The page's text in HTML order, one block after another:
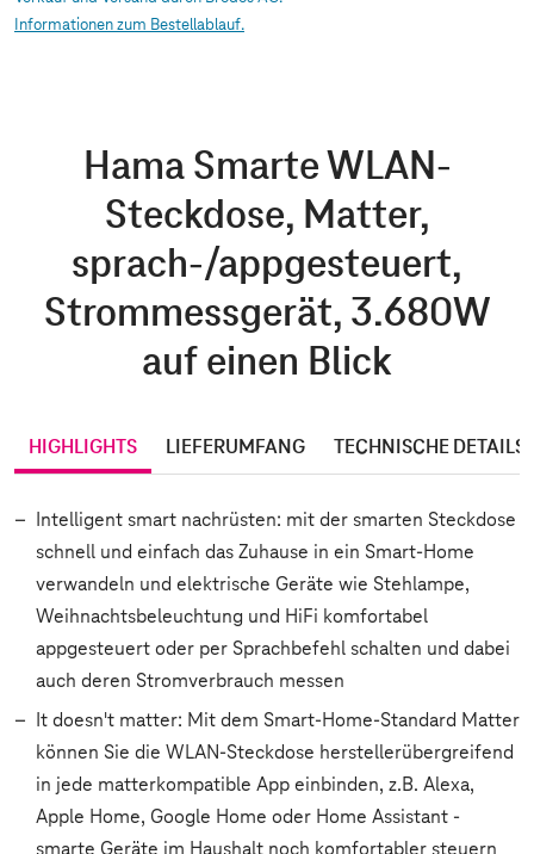
Informationen zum Bestellablauf.
Hama Smarte WLAN-
Steckdose, Matter,
sprach-/appgesteuert,
Strommessgerät, 3.680W
auf einen Blick
HIGHLIGHTS LIEFERUMFANG TECHNISCHE DETAILS
Intelligent smart nachrüsten: mit der smarten Steckdose
schnell und einfach das Zuhause in ein Smart-Home
verwandeln und elektrische Geräte wie Stehlampe,
Weihnachtsbeleuchtung und HiFi komfortabel
appgesteuert oder per Sprachbefehl schalten und dabei
auch deren Stromverbrauch messen
It doesn't matter: Mit dem Smart-Home-Standard Matter
können Sie die WLAN-Steckdose herstellerübergreifend
in jede matterkompatible App einbinden, z.B. Alexa,
Apple Home, Google Home oder Home Assistant -
smarte Geräte im Haushalt noch komfortabler steuern